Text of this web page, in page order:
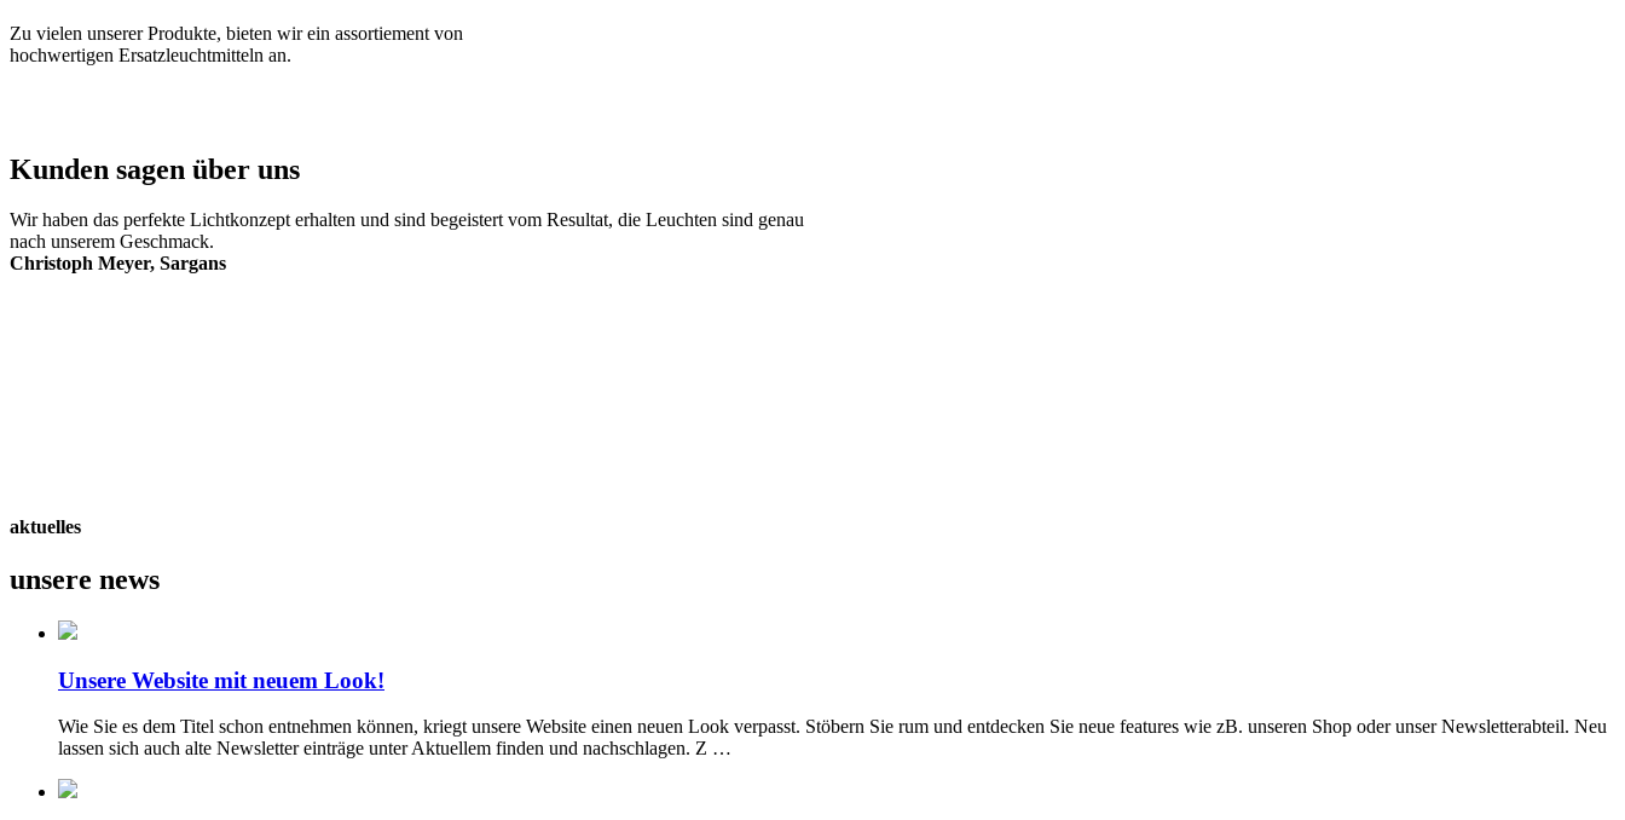
Zu vielen unserer Produkte, bieten wir ein assortiement von
hochwertigen Ersatzleuchtmitteln an.
Kunden sagen über uns
Wir haben das perfekte Lichtkonzept erhalten und sind begeistert vom Resultat, die Leuchten sind genau
nach unserem Geschmack.
Christoph Meyer, Sargans
aktuelles
unsere news
Unsere Website mit neuem Look!
Wie Sie es dem Titel schon entnehmen können, kriegt unsere Website einen neuen Look verpasst. Stöbern Sie rum und entdecken Sie neue features wie zB. unseren Shop oder unser Newsletterabteil. Neu
lassen sich auch alte Newsletter einträge unter Aktuellem finden und nachschlagen. Z …